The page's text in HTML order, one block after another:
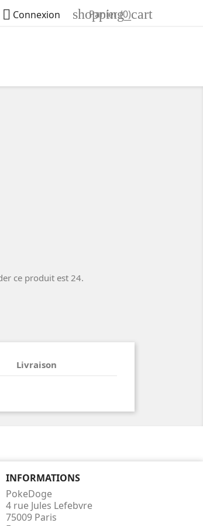
 Connexion shopping_cart
Panier(0)
ce produit est 24.
Livraison
INFORMATIONS
PokeDoge
4 rue Jules Lefebvre
75009 Paris